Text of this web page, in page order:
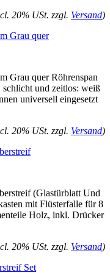
20% USt. zzgl. Versand)
Grau quer
Grau quer Röhrenspan
und zeitlos: weiß
universell eingesetzt
20% USt. zzgl. Versand)
(Glastürblatt Und
mit Flüsterfalle für 8
Holz, inkl. Drücker
20% USt. zzgl. Versand)
Set